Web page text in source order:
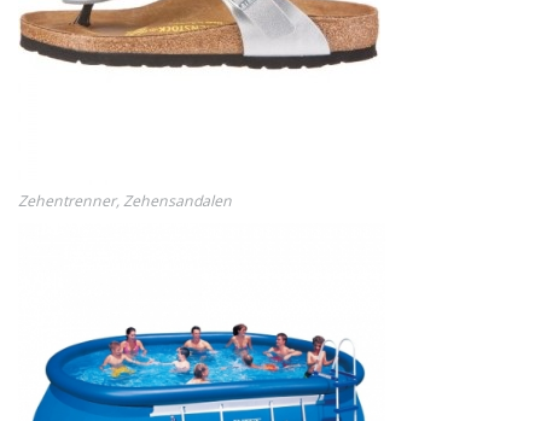
Zehentrenner, Zehensandalen